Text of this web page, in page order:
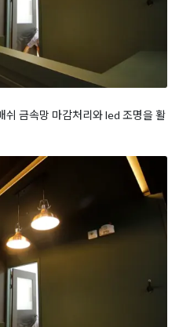
금속망 마감처리와 led 조명을 활